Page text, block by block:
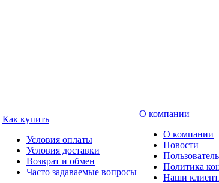
Как купить
Условия оплаты
Условия доставки
Возврат и обмен
Часто задаваемые вопросы
О компании
О компании
Новости
Политика
Наши